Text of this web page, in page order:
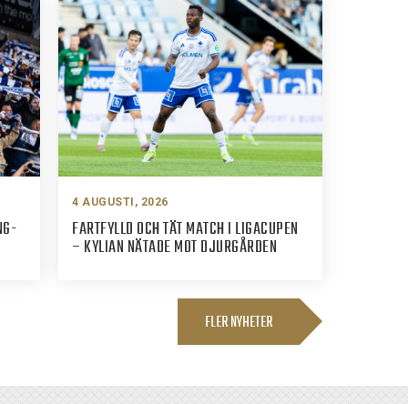
4 AUGUSTI, 2026
FARTFYLLD OCH TÄT MATCH I LIGACUPEN
– KYLIAN NÄTADE MOT DJURGÅRDEN
FLER NYHETER